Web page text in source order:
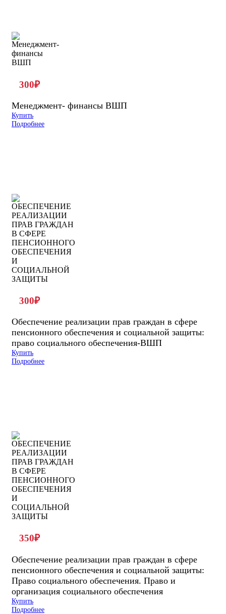
300₽
Менеджмент- финансы ВШП
Купить
Подробнее
300₽
Обеспечение реализации прав граждан в сфере
пенсионного обеспечения и социальной защиты:
право социального обеспечения-ВШП
Купить
Подробнее
350₽
Обеспечение реализации прав граждан в сфере
пенсионного обеспечения и социальной защиты:
Право социального обеспечения. Право и
организация социального обеспечения
Купить
Подробнее